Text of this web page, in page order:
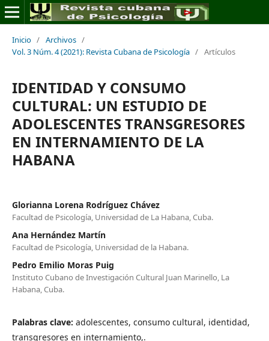
Inicio / Archivos /
Vol. 3 Núm. 4 (2021): Revista Cubana de Psicología / Artículos
IDENTIDAD Y CONSUMO
CULTURAL: UN ESTUDIO DE
ADOLESCENTES TRANSGRESORES
EN INTERNAMIENTO DE LA
HABANA
Glorianna Lorena Rodríguez Chávez
Facultad de Psicología, Universidad de La Habana, Cuba.
Ana Hernández Martín
Facultad de Psicología, Universidad de la Habana.
Pedro Emilio Moras Puig
Instituto Cubano de Investigación Cultural Juan Marinello, La
Habana, Cuba.
Palabras clave: adolescentes, consumo cultural, identidad,
transgresores en internamiento,.